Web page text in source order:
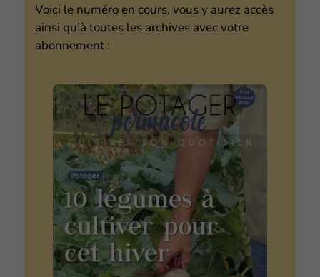
Voici le numéro en cours, vous y aurez accès
ainsi qu’à toutes les archives avec votre
abonnement :